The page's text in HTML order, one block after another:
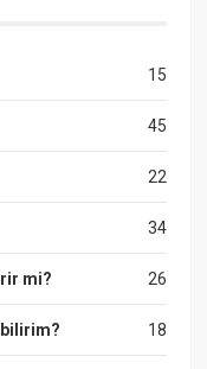
15
45
22
34
26
mi?
18